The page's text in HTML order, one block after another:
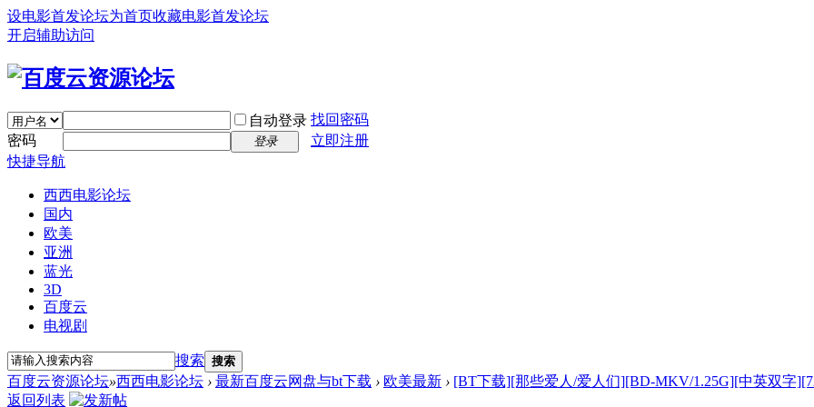
设电影首发论坛为首页收藏电影首发论坛
开启辅助访问
自动登录 找回密码
密码
登录
立即注册
快捷导航
西西电影论坛
国内
欧美
亚洲
蓝光
3D
百度云
电视剧
搜索 搜索
百度云资源论坛»西西电影论坛 › 最新百度云网盘与bt下载 › 欧美最新 › [BT下载][那些爱人/爱人们][BD-MKV/1.25G][中英双字
返回列表